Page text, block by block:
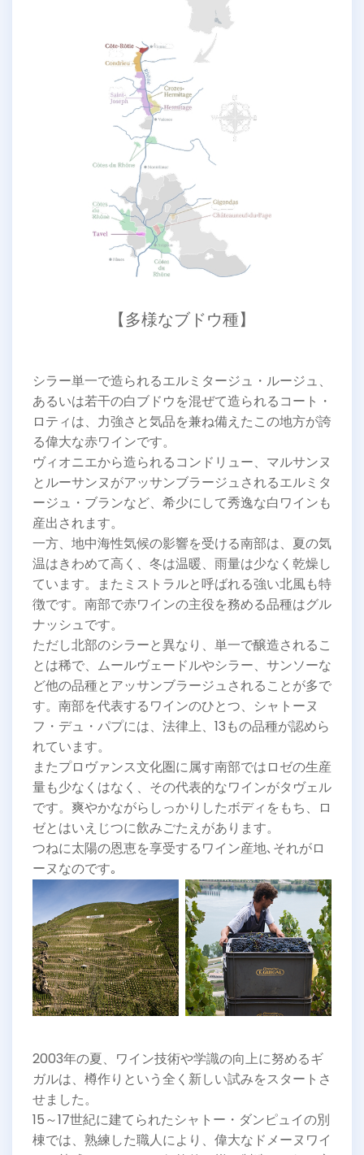
【多様なブドウ種】
シラー単一で造られるエルミタージュ・ルージュ、
あるいは若干の白ブドウを混ぜて造られるコート・
ロティは、力強さと気品を兼ね備えたこの地方が誇
る偉大な赤ワインです。
ヴィオニエから造られるコンドリュー、マルサンヌ
とルーサンヌがアッサンブラージュされるエルミタ
ージュ・ブランなど、希少にして秀逸な白ワインも
産出されます。
一方、地中海性気候の影響を受ける南部は、夏の気
温はきわめて高く、冬は温暖、雨量は少なく乾燥し
ています。またミストラルと呼ばれる強い北風も特
徴です。南部で赤ワインの主役を務める品種はグル
ナッシュです。
ただし北部のシラーと異なり、単一で醸造されるこ
とは稀で、ムールヴェードルやシラー、サンソーな
ど他の品種とアッサンブラージュされることが多で
す。南部を代表するワインのひとつ、シャトーヌ
フ・デュ・パプには、法律上、13もの品種が認めら
れています。
またプロヴァンス文化圏に属す南部ではロゼの生産
量も少なくはなく、その代表的なワインがタヴェル
です。爽やかながらしっかりしたボディをもち、ロ
ゼとはいえじつに飲みごたえがあります。
つねに太陽の恩恵を享受するワイン産地､それがロ
ーヌなのです｡
2003年の夏、ワイン技術や学識の向上に努めるギ
ガルは、樽作りという全く新しい試みをスタートさ
せました。
15～17世紀に建てられたシャトー・ダンピュイの別
棟では、熟練した職人により、偉大なドメーヌワイ